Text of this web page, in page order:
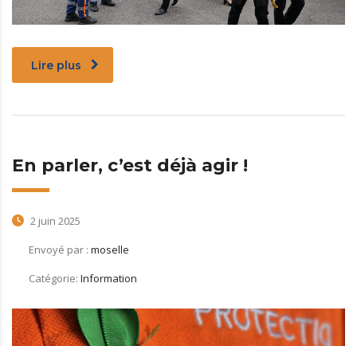
Lire plus
En parler, c’est déjà agir !
2 juin 2025
Envoyé par : moselle
Catégorie: Information